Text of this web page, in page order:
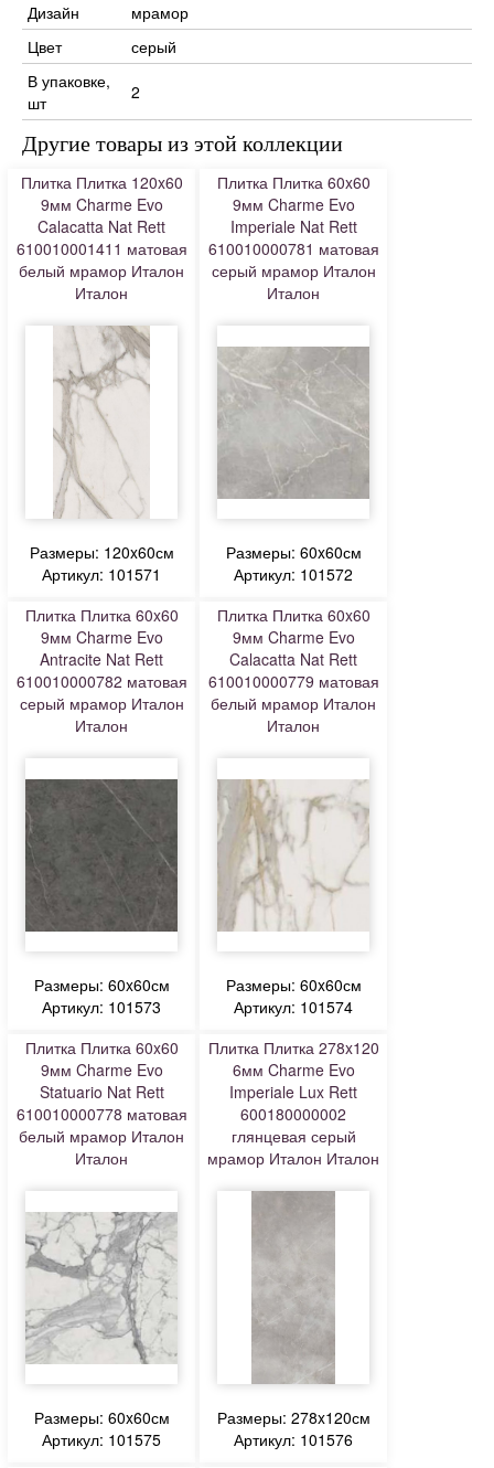
Дизайн
мрамор
Цвет
серый
В упаковке,
шт
2
Другие товары из этой коллекции
Плитка Плитка 120x60
9мм Charme Evo
Calacatta Nat Rett
610010001411 матовая
белый мрамор Италон
Италон
Размеры: 120x60см
Артикул: 101571
Плитка Плитка 60x60
9мм Charme Evo
Imperiale Nat Rett
610010000781 матовая
серый мрамор Италон
Италон
Размеры: 60x60см
Артикул: 101572
Плитка Плитка 60x60
9мм Charme Evo
Antracite Nat Rett
610010000782 матовая
серый мрамор Италон
Италон
Размеры: 60x60см
Артикул: 101573
Плитка Плитка 60x60
9мм Charme Evo
Calacatta Nat Rett
610010000779 матовая
белый мрамор Италон
Италон
Размеры: 60x60см
Артикул: 101574
Плитка Плитка 60x60
9мм Charme Evo
Statuario Nat Rett
610010000778 матовая
белый мрамор Италон
Италон
Размеры: 60x60см
Артикул: 101575
Плитка Плитка 278x120
6мм Charme Evo
Imperiale Lux Rett
600180000002
глянцевая серый
мрамор Италон Италон
Размеры: 278x120см
Артикул: 101576